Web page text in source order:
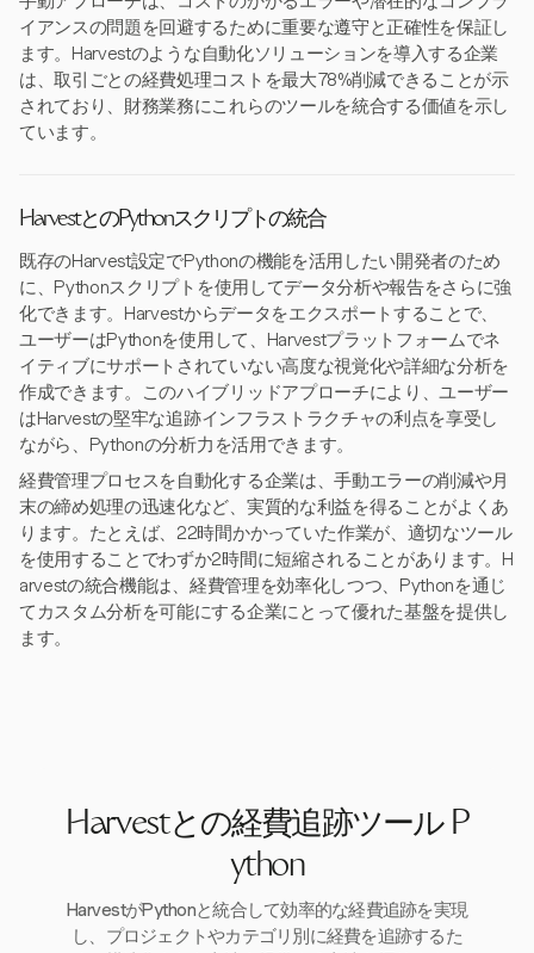
イアンスの問題を回避するために重要な遵守と正確性を保証し
ます。Harvestのような自動化ソリューションを導入する企業
は、取引ごとの経費処理コストを最大78%削減できることが示
されており、財務業務にこれらのツールを統合する価値を示し
ています。
HarvestとのPythonスクリプトの統合
既存のHarvest設定でPythonの機能を活用したい開発者のため
に、Pythonスクリプトを使用してデータ分析や報告をさらに強
化できます。Harvestからデータをエクスポートすることで、
ユーザーはPythonを使用して、Harvestプラットフォームでネ
イティブにサポートされていない高度な視覚化や詳細な分析を
作成できます。このハイブリッドアプローチにより、ユーザー
はHarvestの堅牢な追跡インフラストラクチャの利点を享受し
ながら、Pythonの分析力を活用できます。
経費管理プロセスを自動化する企業は、手動エラーの削減や月
末の締め処理の迅速化など、実質的な利益を得ることがよくあ
ります。たとえば、22時間かかっていた作業が、適切なツール
を使用することでわずか2時間に短縮されることがあります。H
arvestの統合機能は、経費管理を効率化しつつ、Pythonを通じ
てカスタム分析を可能にする企業にとって優れた基盤を提供し
ます。
Harvestとの経費追跡ツール P
ython
HarvestがPythonと統合して効率的な経費追跡を実現
し、プロジェクトやカテゴリ別に経費を追跡するた